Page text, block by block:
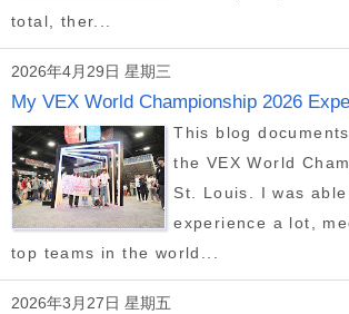
total, ther...
2026年4月29日 星期三
My VEX World Championship 2026
This blog
the VEX World
St. Louis. I was
experience a lot,
top teams in the world...
2026年3月27日 星期五